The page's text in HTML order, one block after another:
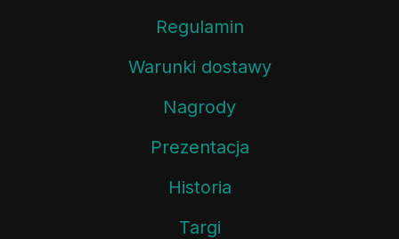
Regulamin
Warunki dostawy
Nagrody
Prezentacja
Historia
Targi